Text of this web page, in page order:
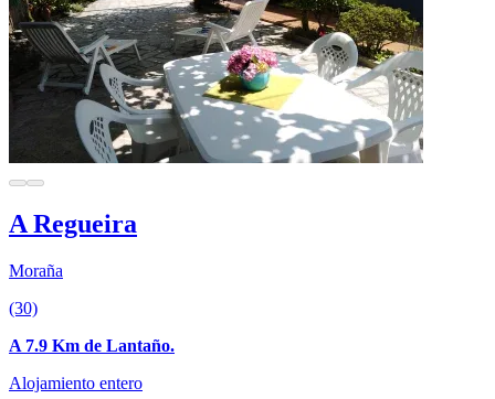
A Regueira
Moraña
(30)
A 7.9 Km de Lantaño.
Alojamiento entero